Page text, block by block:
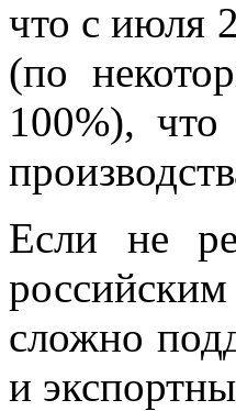
что с июля
(по
100%), что
Если не
сложно
и